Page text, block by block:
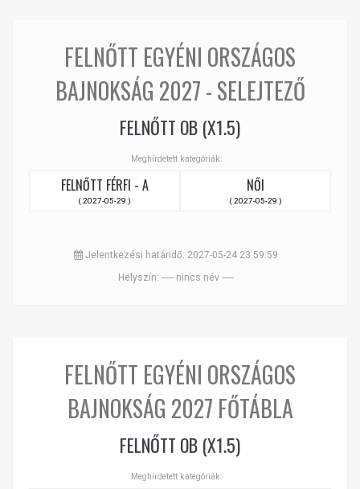
FELNŐTT EGYÉNI ORSZÁGOS
BAJNOKSÁG 2027 - SELEJTEZŐ
FELNŐTT OB (X1.5)
Meghírdetett kategóriák:
FELNŐTT FÉRFI - A
( 2027-05-29 )
NŐI
( 2027-05-29 )
Jelentkezési határidő: 2027-05-24 23:59:59
Helyszín: ----- nincs név -----
FELNŐTT EGYÉNI ORSZÁGOS
BAJNOKSÁG 2027 FŐTÁBLA
FELNŐTT OB (X1.5)
Meghírdetett kategóriák: